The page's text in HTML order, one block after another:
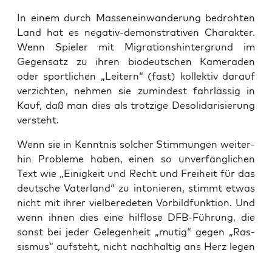
In einem durch Mas­sen­ein­wan­de­rung bedroh­ten
Land hat es nega­tiv-demons­tra­ti­ven Cha­rak­ter.
Wenn Spie­ler mit Migra­ti­ons­hin­ter­grund im
Gegen­satz zu ihren bio­deut­schen Kame­ra­den
oder sport­li­chen „Lei­tern“ (fast) kol­lek­tiv dar­auf
ver­zich­ten, neh­men sie zumin­dest fahr­läs­sig in
Kauf, daß man dies als trot­zi­ge Deso­li­da­ri­sie­rung
versteht.
Wenn sie in Kennt­nis sol­cher Stim­mun­gen wei­ter­
hin Pro­ble­me haben, einen so unver­fäng­li­chen
Text wie „Einig­keit und Recht und Frei­heit für das
deut­sche Vater­land“ zu into­nie­ren, stimmt etwas
nicht mit ihrer viel­be­re­de­ten Vor­bild­funk­ti­on. Und
wenn ihnen dies eine hilf­lo­se DFB-Füh­rung, die
sonst bei jeder Gele­gen­heit „mutig“ gegen „Ras­
sis­mus“ auf­steht, nicht nach­hal­tig ans Herz legen